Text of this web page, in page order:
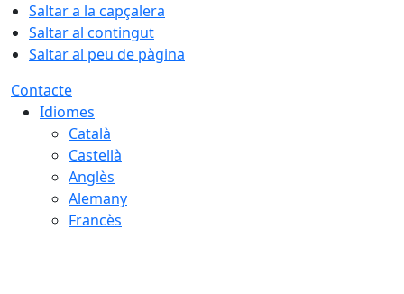
Saltar a la capçalera
Saltar al contingut
Saltar al peu de pàgina
Contacte
Idiomes
Català
Castellà
Anglès
Alemany
Francès